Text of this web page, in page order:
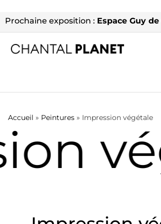
Prochaine exposition : Espace Guy
Accueil » Peintures » Impression végétale